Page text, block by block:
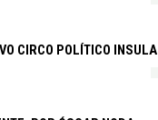
CIRCO POLÍTICO